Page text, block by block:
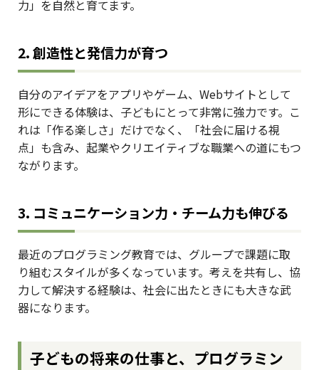
力」を自然と育てます。
2. 創造性と発信力が育つ
自分のアイデアをアプリやゲーム、Webサイトとして
形にできる体験は、子どもにとって非常に強力です。こ
れは「作る楽しさ」だけでなく、「社会に届ける視
点」も含み、起業やクリエイティブな職業への道にもつ
ながります。
3. コミュニケーション力・チーム力も伸びる
最近のプログラミング教育では、グループで課題に取
り組むスタイルが多くなっています。考えを共有し、協
力して解決する経験は、社会に出たときにも大きな武
器になります。
子どもの将来の仕事と、プログラミン